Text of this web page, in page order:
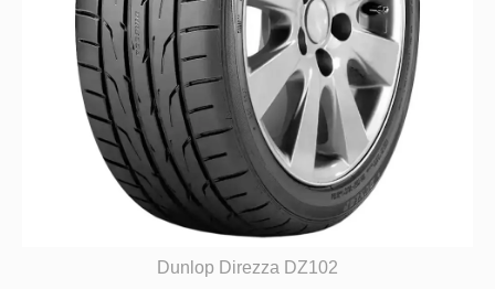
Dunlop Direzza DZ102